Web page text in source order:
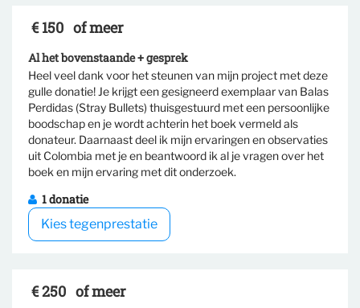
€ 150 of meer
Al het bovenstaande + gesprek
Heel veel dank voor het steunen van mijn project met deze
gulle donatie! Je krijgt een gesigneerd exemplaar van Balas
Perdidas (Stray Bullets) thuisgestuurd met een persoonlijke
boodschap en je wordt achterin het boek vermeld als
donateur. Daarnaast deel ik mijn ervaringen en observaties
uit Colombia met je en beantwoord ik al je vragen over het
boek en mijn ervaring met dit onderzoek.
1 donatie
Kies tegenprestatie
Selecteer tegenprestatie
€ 250 of meer